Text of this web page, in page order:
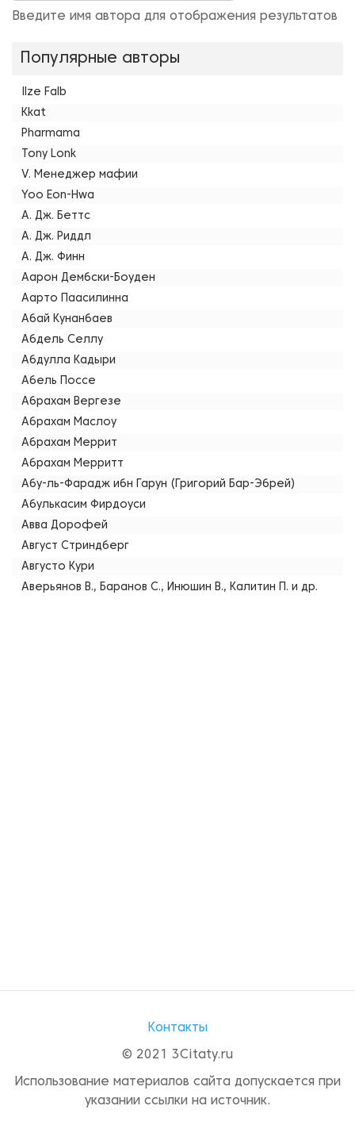
Введите имя автора для отображения результатов
Популярные авторы
Ilze Falb
Kkat
Pharmama
Tony Lonk
V. Менеджер мафии
Yoo Eon-Hwa
А. Дж. Беттс
А. Дж. Риддл
А. Дж. Финн
Аарон Дембски-Боуден
Аарто Паасилинна
Абай Кунанбаев
Абдель Селлу
Абдулла Кадыри
Абель Поссе
Абрахам Вергезе
Абрахам Маслоу
Абрахам Меррит
Абрахам Мерритт
Абу-ль-Фарадж ибн Гарун (Григорий Бар-Эбрей)
Абулькасим Фирдоуси
Авва Дорофей
Август Стриндберг
Августо Кури
Аверьянов В., Баранов С., Инюшин В., Калитин П. и др.
Контакты
© 2021 3Citaty.ru
Использование материалов сайта допускается при
указании ссылки на источник.